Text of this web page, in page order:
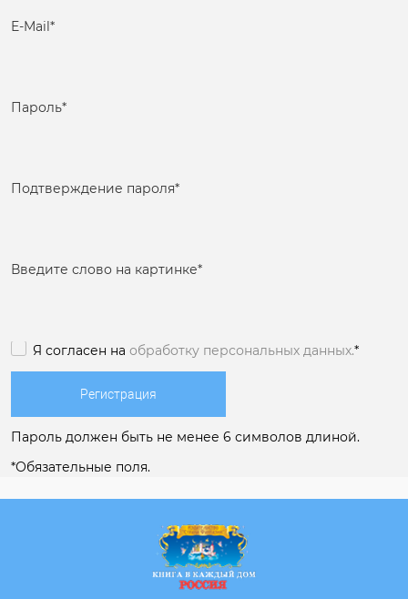
E-Mail*
Пароль*
Подтверждение пароля*
Введите слово на картинке*
Я согласен на обработку персональных данных.*
Пароль должен быть не менее 6 символов длиной.
*Обязательные поля.